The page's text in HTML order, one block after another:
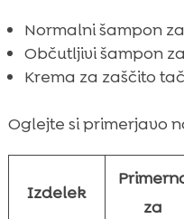
Normalni šampon
Občutljivi šampon
Krema za zaščito
Oglejte si primerjavo
Izdelek
za